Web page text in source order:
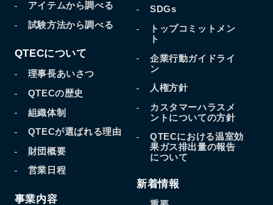
アイテムから調べる
試験方法から調べる
QTECについて
理事長あいさつ
QTECの歴史
組織体制
QTECが選ばれる理由
財団概要
営業日程
事業内容
SDGs
トップコミットメン
ト
企業行動ガイドライ
ン
人権方針
カスタマーハラスメ
ントについての方針
QTECにおける温室効
果ガス排出量の報告
について
新着情報